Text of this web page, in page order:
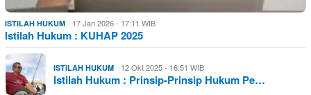
ISTILAH HUKUM 17 Jan 2026 - 17:11 WIB
Istilah Hukum : KUHAP 2025
ISTILAH HUKUM 12 Okt 2025 - 16:51 WIB
Istilah Hukum : Prinsip-Prinsip Hukum Pe…